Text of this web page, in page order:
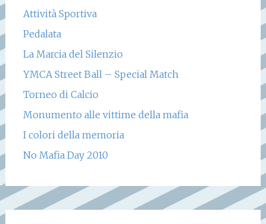
Attività Sportiva
Pedalata
La Marcia del Silenzio
YMCA Street Ball – Special Match
Torneo di Calcio
Monumento alle vittime della mafia
I colori della memoria
No Mafia Day 2010